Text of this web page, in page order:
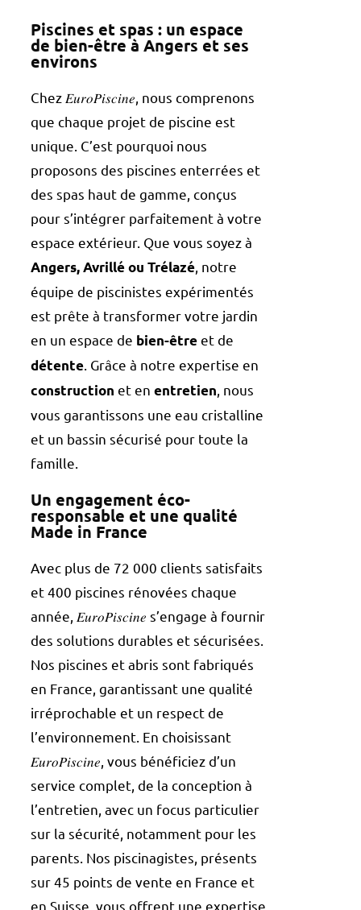
Piscines et spas : un espace
de bien-être à Angers et ses
environs
Chez 𝐸𝑢𝑟𝑜𝑃𝑖𝑠𝑐𝑖𝑛𝑒, nous comprenons
que chaque projet de piscine est
unique. C’est pourquoi nous
proposons des piscines enterrées et
des spas haut de gamme, conçus
pour s’intégrer parfaitement à votre
espace extérieur. Que vous soyez à
Angers, Avrillé ou Trélazé, notre
équipe de piscinistes expérimentés
est prête à transformer votre jardin
en un espace de bien-êtreet de
détente. Grâce à notre expertise en
construction et en entretien, nous
vous garantissons une eau cristalline
et un bassin sécurisé pour toute la
famille.
Un engagement éco-
responsable et une qualité
Made in France
Avec plus de 72 000 clients satisfaits
et 400 piscines rénovées chaque
année, 𝐸𝑢𝑟𝑜𝑃𝑖𝑠𝑐𝑖𝑛𝑒 s’engage à fournir
des solutions durables et sécurisées.
Nos piscines et abris sont fabriqués
en France, garantissant une qualité
irréprochable et un respect de
l’environnement. En choisissant
𝐸𝑢𝑟𝑜𝑃𝑖𝑠𝑐𝑖𝑛𝑒, vous bénéficiez d’un
service complet, de la conception à
l’entretien, avec un focus particulier
sur la sécurité, notamment pour les
parents. Nos piscinagistes, présents
sur 45 points de vente en France et
en Suisse, vous offrent une expertise